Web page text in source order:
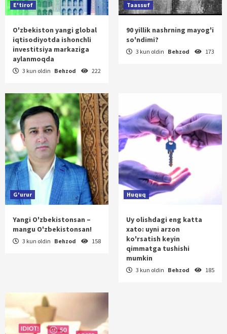
E'tirof
O'zbekiston yangi global
iqtisodiyotda ishonchli
investitsiya markaziga
aylanmoqda
3 kun oldin Behzod 222
Taassuf
90 yillik nashrning mayog'i
so'ndimi?
3 kun oldin Behzod 173
G'urur
Yangi O'zbekistonsan –
mangu O'zbekistonsan!
3 kun oldin Behzod 158
Huquq
Uy olishdagi eng katta
xato: uyni arzon
ko'rsatish keyin
qimmatga tushishi
mumkin
3 kun oldin Behzod 185